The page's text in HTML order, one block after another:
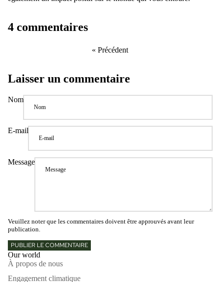
4 commentaires
« Précédent
Laisser un commentaire
Nom
E-mail
Message
Veuillez noter que les commentaires doivent être approuvés avant leur
publication.
PUBLIER LE COMMENTAIRE
Our world
À propos de nous
Engagement climatique